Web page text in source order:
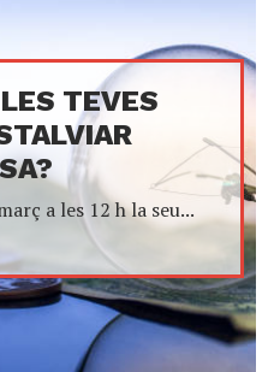
TEVES
a les 12 h la seu...